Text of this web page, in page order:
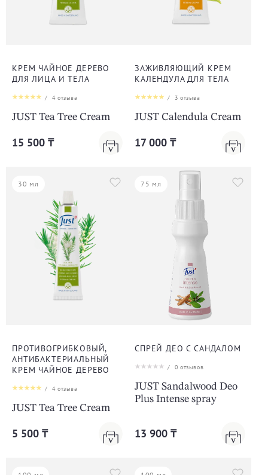
КРЕМ ЧАЙНОЕ ДЕРЕВО
ДЛЯ ЛИЦА И ТЕЛА
/ 4отзыва
JUST Tea Tree Cream
15 500 ₸
ЗАЖИВЛЯЮЩИЙ КРЕМ
КАЛЕНДУЛА ДЛЯ ТЕЛА
/ 3 отзыва
JUST Calendula Cream
17 000 ₸
30 мл
ПРОТИВОГРИБКОВЫЙ,
АНТИБАКТЕРИАЛЬНЫЙ
КРЕМ ЧАЙНОЕ ДЕРЕВО
/ 4отзыва
JUST Tea Tree Cream
5 500 ₸
75 мл
СПРЕЙ ДЕО С САНДАЛОМ
/ 0 отзывов
JUST Sandalwood Deo
Plus Intense spray
13 900 ₸